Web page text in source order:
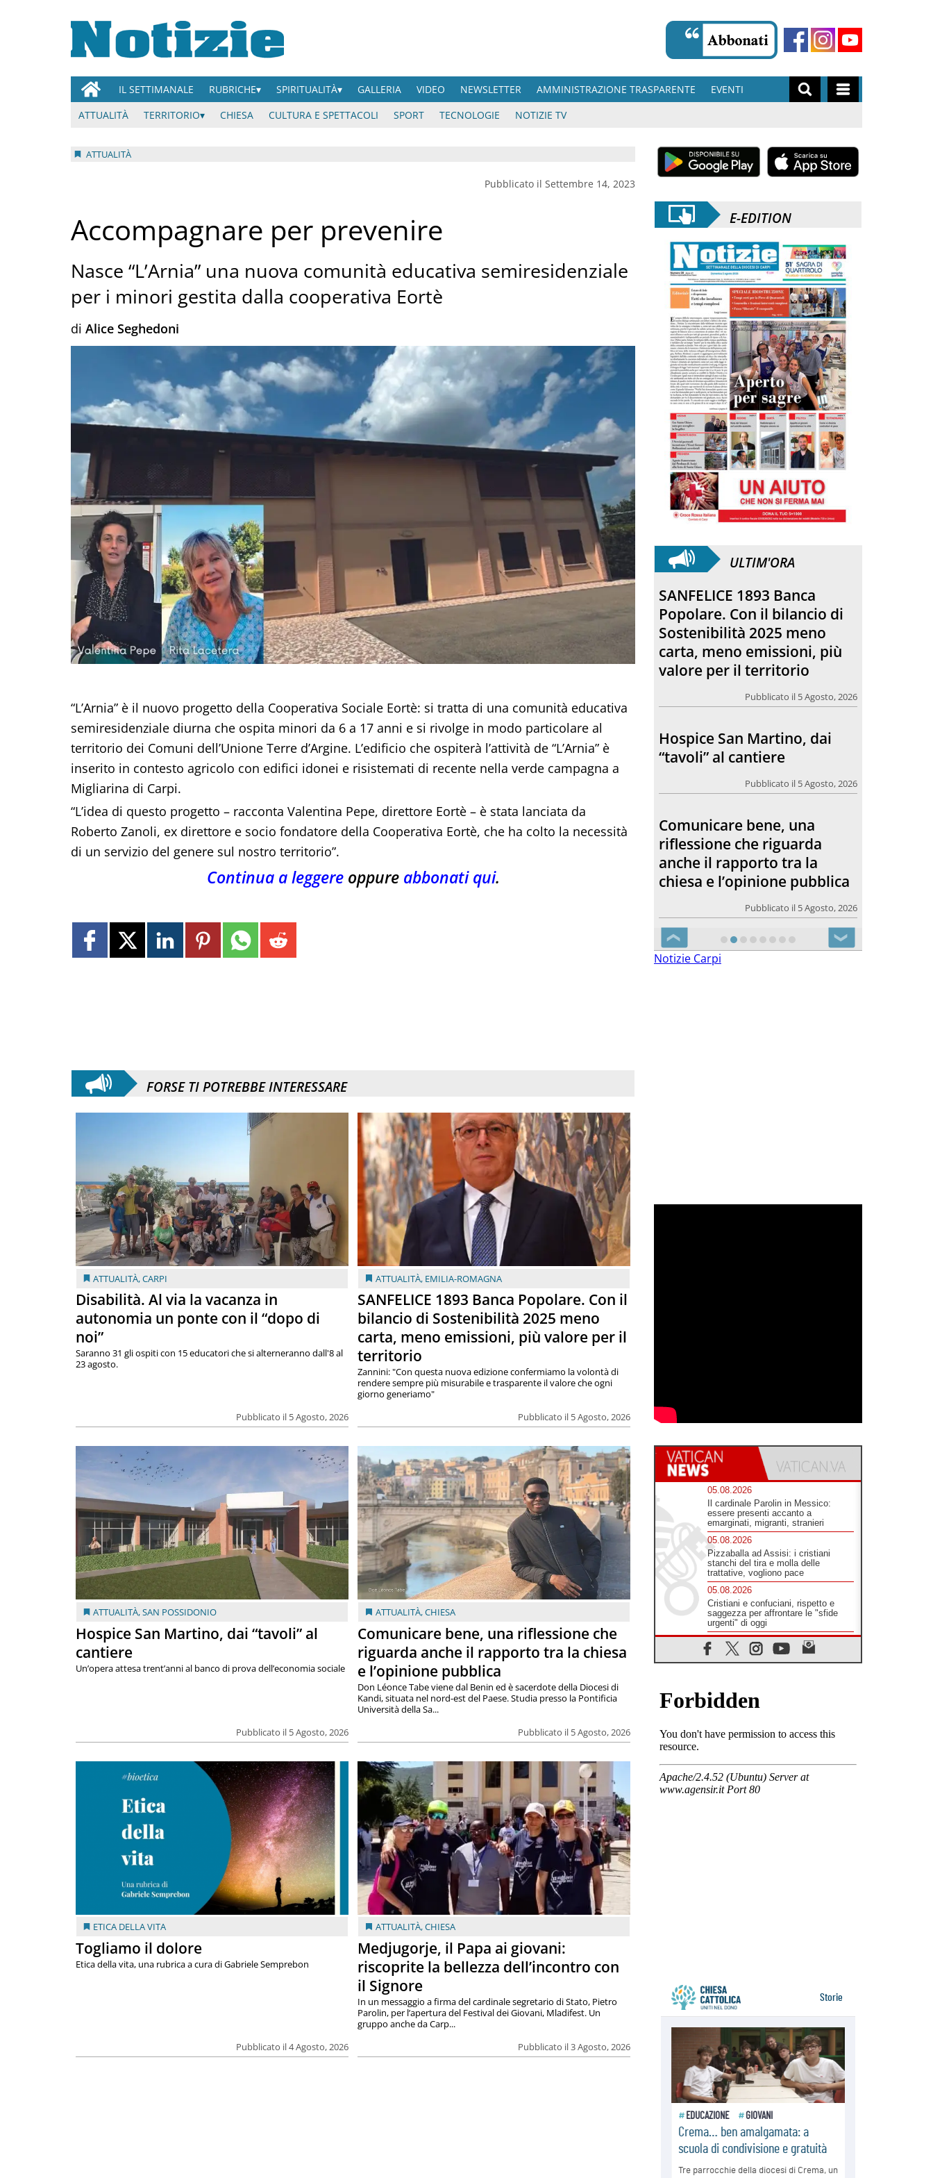
IL SETTIMANALE RUBRICHE SPIRITUALITÀ GALLERIA VIDEO NEWSLETTER AMMINISTRAZIONE TRASPARENTE
EVENTI
ATTUALITÀ
TERRITORIO CHIESA CULTURA E SPETTACOLI SPORT TECNOLOGIE NOTIZIE TV
ATTUALITÀ
Pubblicato il Settembre 14, 2023
Accompagnare per prevenire
Nasce “L’Arnia” una nuova comunità educativa semiresidenziale
per i minori gestita dalla cooperativa Eortè
di Alice Seghedoni
“L’Arnia” è il nuovo progetto della Cooperativa Sociale Eortè: si tratta di una comunità educativa
semiresidenziale diurna che ospita minori da 6 a 17 anni e si rivolge in modo particolare al
territorio dei Comuni dell’Unione Terre d’Argine. L’edificio che ospiterà l’attività de “L’Arnia” è
inserito in contesto agricolo con edifici idonei e risistemati di recente nella verde campagna a
Migliarina di Carpi.
“L’idea di questo progetto – racconta Valentina Pepe, direttore Eortè – è stata lanciata da
Roberto Zanoli, ex direttore e socio fondatore della Cooperativa Eortè, che ha colto la necessità
di un servizio del genere sul nostro territorio”.
Continua a leggereoppure abbonati qui.
FORSE TI POTREBBE INTERESSARE
ATTUALITÀ,CARPI
Disabilità. Al via la vacanza in
autonomia un ponte con il “dopo di
noi”
Pubblicato il 5 Agosto, 2026
Saranno 31 gli ospiti con 15 educatori che si alterneranno dall'8 al
23 agosto.
ATTUALITÀ, EMILIA-ROMAGNA
SANFELICE 1893 Banca Popolare. Con il
bilancio di Sostenibilità 2025 meno
carta, meno emissioni, più valore per il
territorio
Pubblicato il 5 Agosto, 2026
Zannini: "Con questa nuova edizione confermiamo la volontà di
rendere sempre più misurabile e trasparente il valore che ogni
giorno generiamo"
ATTUALITÀ,SAN POSSIDONIO
Hospice San Martino, dai “tavoli” al
cantiere
Pubblicato il 5 Agosto, 2026
Un’opera attesa trent’anni al banco di prova dell’economia sociale
ATTUALITÀ,CHIESA
Comunicare bene, una riflessione che
riguarda anche il rapporto tra la chiesa
e l’opinione pubblica
Pubblicato il 5 Agosto, 2026
Don Léonce Tabe viene dal Benin ed è sacerdote della Diocesi di
Kandi, situata nel nord-est del Paese. Studia presso la Pontificia
Università della Sa...
ETICA DELLA VITA
Togliamo il dolore
Pubblicato il 4 Agosto, 2026
Etica della vita, una rubrica a cura di Gabriele Semprebon
ATTUALITÀ,CHIESA
Medjugorje, il Papa ai giovani:
riscoprite la bellezza dell’incontro con
il Signore
Pubblicato il 3 Agosto, 2026
In un messaggio a firma del cardinale segretario di Stato, Pietro
Parolin, per l’apertura del Festival dei Giovani, Mladifest. Un
gruppo anche da Carp...
E-EDITION
ULTIM'ORA
Hospice San Martino, dai
“tavoli” al cantiere
Pubblicato il 5 Agosto, 2026
Comunicare bene, una
anche il rapporto tra la
chiesa e l’opinione pubblica
Pubblicato il 5 Agosto, 2026
Togliamo il dolore
Pubblicato il 4 Agosto, 2026
❮ ❯
Notizie Carpi
05.08.2026
Il cardinale Parolin in Messico:
essere presenti accanto a
emarginati, migranti, stranieri
05.08.2026
Pizzaballa ad Assisi: i cristiani
stanchi del tira e molla delle
trattative, vogliono pace
05.08.2026
Cristiani e confuciani, rispetto e
saggezza per affrontare le "sfide
urgenti" di oggi
05.08.2026
Santa Maria Maggiore, Makrickas:
la grazia di Dio scende ancora sul
05.08.2026
I giovani attendono il Papa ad
05.08.2026
"sentinelle vigili", è la santità a
rendere credibili
05.08.2026